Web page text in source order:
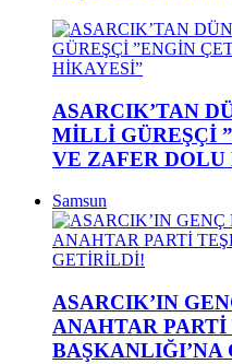
ASARCIK’TAN
MİLLİ GÜREŞÇİ
VE ZAFER DOLU
Samsun
ASARCIK’IN
ANAHTAR